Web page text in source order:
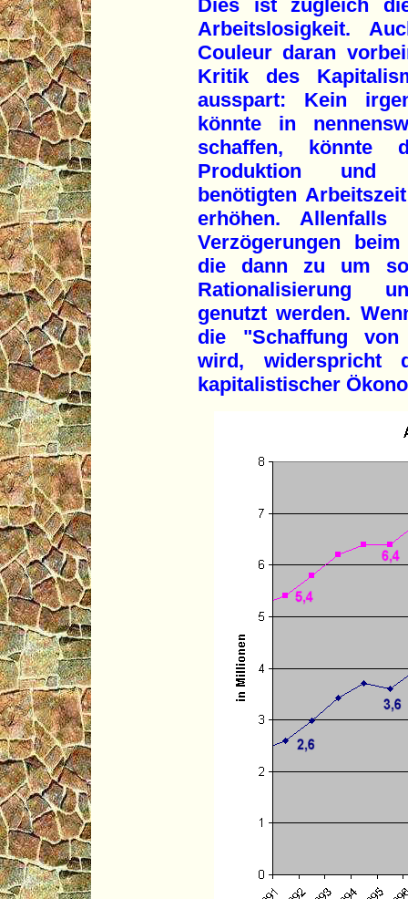
Dies ist zugleich
Arbeitslosigkeit.
Couleur daran
Kritik des
ausspart: Kein
könnte in
schaffen, könnte
Produktion und
benötigten
erhöhen.
Verzögerungen
die dann zu um
Rationalisierung
genutzt werden.
die "Schaffung von
wird, widerspricht
kapitalistischer